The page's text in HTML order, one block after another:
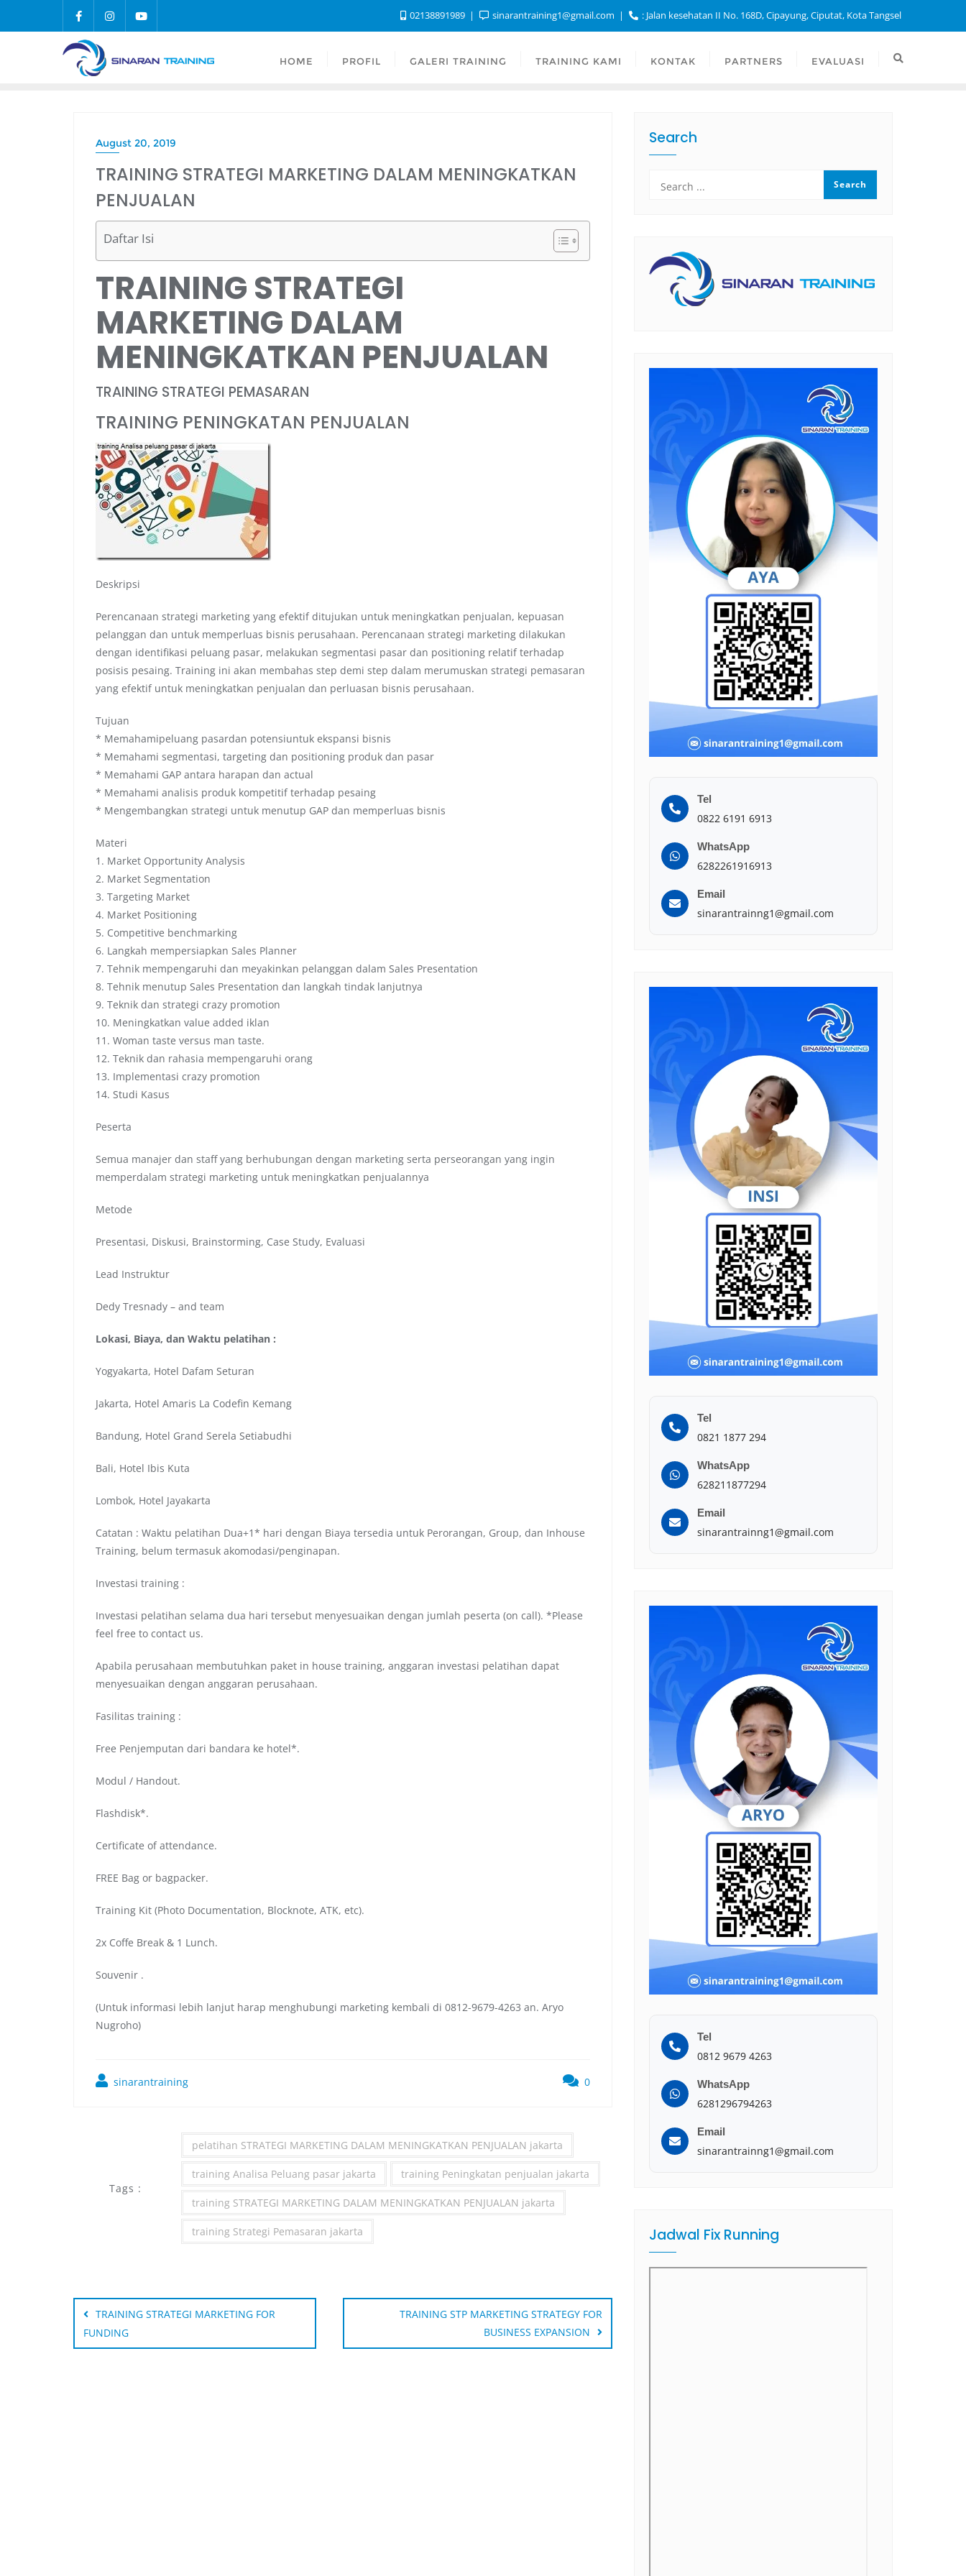
02138891989 sinarantraining1@gmail.com : Jalan kesehatan II No. 168D, Cipayung, Ciputat, Kota Tangsel
HOME PROFIL GALERI TRAINING TRAINING KAMI KONTAK PARTNERS EVALUASI
August 20, 2019
TRAINING STRATEGI MARKETING DALAM MENINGKATKAN
PENJUALAN
Daftar Isi
TRAINING STRATEGI
MARKETING DALAM
MENINGKATKAN PENJUALAN
TRAINING STRATEGI PEMASARAN
TRAINING PENINGKATAN PENJUALAN
Deskripsi
Perencanaan strategi marketing yang efektif ditujukan untuk meningkatkan penjualan, kepuasan
pelanggan dan untuk memperluas bisnis perusahaan. Perencanaan strategi marketing dilakukan
dengan identifikasi peluang pasar, melakukan segmentasi pasar dan positioning relatif terhadap
posisis pesaing. Training ini akan membahas step demi step dalam merumuskan strategi pemasaran
yang efektif untuk meningkatkan penjualan dan perluasan bisnis perusahaan.
Tujuan
* Memahamipeluang pasardan potensiuntuk ekspansi bisnis
* Memahami segmentasi, targeting dan positioning produk dan pasar
* Memahami GAP antara harapan dan actual
* Memahami analisis produk kompetitif terhadap pesaing
* Mengembangkan strategi untuk menutup GAP dan memperluas bisnis
Materi
1. Market Opportunity Analysis
2. Market Segmentation
3. Targeting Market
4. Market Positioning
5. Competitive benchmarking
6. Langkah mempersiapkan Sales Planner
7. Tehnik mempengaruhi dan meyakinkan pelanggan dalam Sales Presentation
8. Tehnik menutup Sales Presentation dan langkah tindak lanjutnya
9. Teknik dan strategi crazy promotion
10. Meningkatkan value added iklan
11. Woman taste versus man taste.
12. Teknik dan rahasia mempengaruhi orang
13. Implementasi crazy promotion
14. Studi Kasus
Peserta
Semua manajer dan staff yang berhubungan dengan marketing serta perseorangan yang ingin
memperdalam strategi marketing untuk meningkatkan penjualannya
Metode
Presentasi, Diskusi, Brainstorming, Case Study, Evaluasi
Lead Instruktur
Dedy Tresnady – and team
Lokasi, Biaya, dan Waktu pelatihan :
Yogyakarta, Hotel Dafam Seturan
Jakarta, Hotel Amaris La Codefin Kemang
Bandung, Hotel Grand Serela Setiabudhi
Bali, Hotel Ibis Kuta
Lombok, Hotel Jayakarta
Catatan : Waktu pelatihan Dua+1* hari dengan Biaya tersedia untuk Perorangan, Group, dan Inhouse
Training, belum termasuk akomodasi/penginapan.
Investasi training :
Investasi pelatihan selama dua hari tersebut menyesuaikan dengan jumlah peserta (on call). *Please
feel free to contact us.
Apabila perusahaan membutuhkan paket in house training, anggaran investasi pelatihan dapat
menyesuaikan dengan anggaran perusahaan.
Fasilitas training :
Free Penjemputan dari bandara ke hotel*.
Modul / Handout.
Flashdisk*.
Certificate of attendance.
FREE Bag or bagpacker.
Training Kit (Photo Documentation, Blocknote, ATK, etc).
2x Coffe Break & 1 Lunch.
Souvenir .
(Untuk informasi lebih lanjut harap menghubungi marketing kembali di 0812-9679-4263 an. Aryo
Nugroho)
sinarantraining 0
Tags :
pelatihan STRATEGI MARKETING DALAM MENINGKATKAN PENJUALAN jakarta
training Analisa Peluang pasar jakarta training Peningkatan penjualan jakarta
training STRATEGI MARKETING DALAM MENINGKATKAN PENJUALAN jakarta
training Strategi Pemasaran jakarta
navigation
TRAINING STRATEGI MARKETING FOR
FUNDING
TRAINING STP MARKETING STRATEGY FOR
BUSINESS EXPANSION
Search
Tel
0822 6191 6913
WhatsApp
6282261916913
Email
sinarantrainng1@gmail.com
Tel
0821 1877 294
WhatsApp
628211877294
Email
sinarantrainng1@gmail.com
Tel
0812 9679 4263
WhatsApp
6281296794263
Email
sinarantrainng1@gmail.com
Jadwal Fix Running